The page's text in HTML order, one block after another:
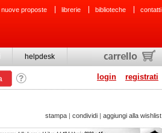
nuove proposte librerie biblioteche contatti
helpdesk
login registrati
stampa | condividi | aggiungi alla wishlist